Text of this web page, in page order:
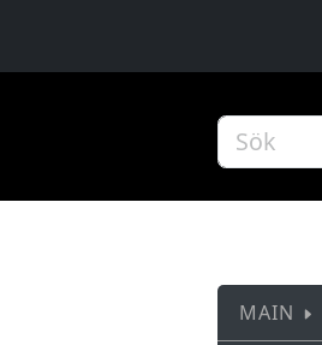
MAIN